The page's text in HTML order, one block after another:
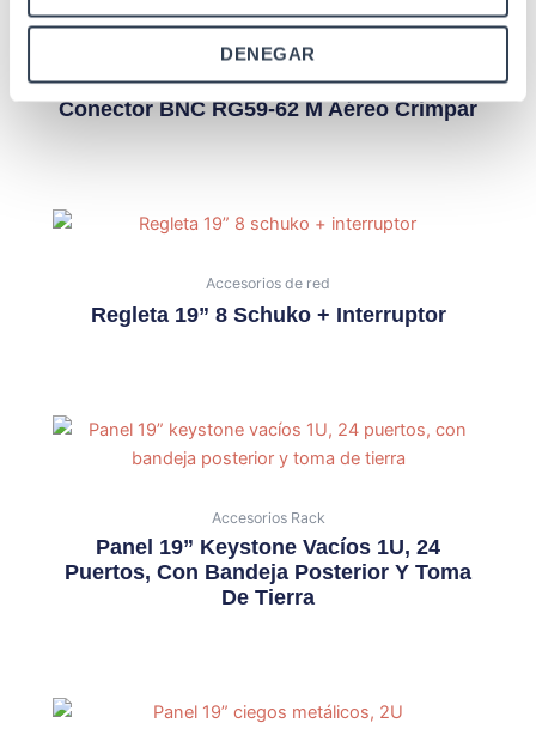
DENEGAR
Accesorios de cableado
Conector BNC RG59-62 M Aéreo Crimpar
Accesorios de red
Regleta 19” 8 Schuko + Interruptor
Accesorios Rack
Panel 19” Keystone Vacíos 1U, 24
Puertos, Con Bandeja Posterior Y Toma
De Tierra